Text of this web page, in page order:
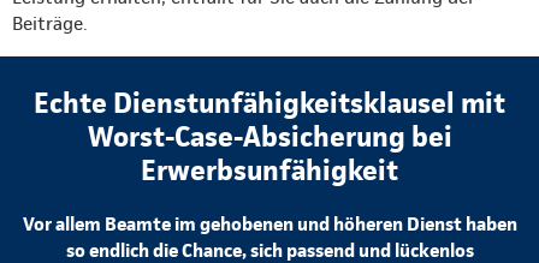
Beiträge.
Echte Dienstunfähigkeitsklausel mit
Worst-Case-Absicherung bei
Erwerbsunfähigkeit
Vor allem Beamte im gehobenen und höheren Dienst haben
so endlich die Chance, sich passend und lückenlos